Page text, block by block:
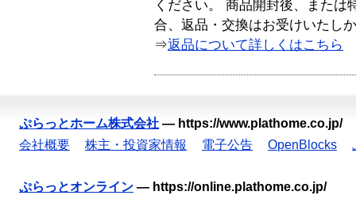
ください。 商品開封後、または
合、返品・交換はお受けいたし
⇒返品について詳しくはこちら
ぷらっとホーム株式会社 — https://www.plathome.co.jp/
会社概要
株主・投資家情報 電子公告 OpenBlocks
ぷらっとオンライン — https://online.plathome.co.jp/